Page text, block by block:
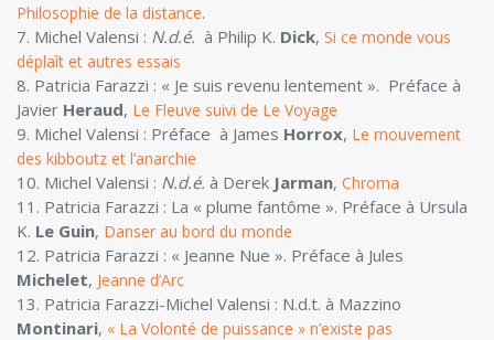
Philosophie de la distance.
7. Michel Valensi : N.d.é. à Philip K. Dick, Si ce monde vous
déplaît et autres essais
8. Patricia Farazzi : « Je suis revenu lentement ». Préface à
Javier Heraud, Le Fleuve suivi de Le Voyage
9. Michel Valensi : Préface à James Horrox, Le mouvement
des kibboutz et l’anarchie
10. Michel Valensi : N.d.é. à Derek Jarman, Chroma
11. Patricia Farazzi : La « plume fantôme ». Préface à Ursula
K. Le Guin, Danser au bord du monde
12. Patricia Farazzi : « Jeanne Nue ». Préface à Jules
Michelet, Jeanne d’Arc
13. Patricia Farazzi-Michel Valensi : N.d.t. à Mazzino
Montinari, « La Volonté de puissance » n’existe pas